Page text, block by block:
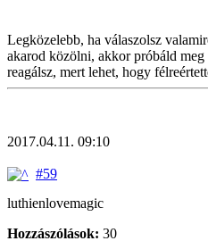
Legközelebb, ha válaszolsz
akarod közölni, akkor próbáld meg
reagálsz, mert lehet, hogy
2017.04.11. 09:10
#59
luthienlovemagic
Hozzászólások: 30